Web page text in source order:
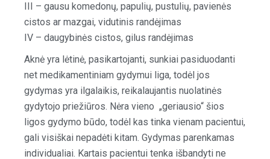
III – gausu komedonų, papulių, pustulių, pavienės
cistos ar mazgai, vidutinis randėjimas
IV – daugybinės cistos, gilus randėjimas
Aknė yra lėtinė, pasikartojanti, sunkiai pasiduodanti
net medikamentiniam gydymui liga, todėl jos
gydymas yra ilgalaikis, reikalaujantis nuolatinės
gydytojo priežiūros. Nėra vieno „geriausio“ šios
ligos gydymo būdo, todėl kas tinka vienam pacientui,
gali visiškai nepadėti kitam. Gydymas parenkamas
individualiai. Kartais pacientui tenka išbandyti ne